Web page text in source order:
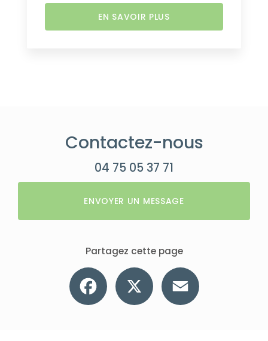
EN SAVOIR PLUS
Contactez-nous
04 75 05 37 71
ENVOYER UN MESSAGE
Partagez cette page
Facebook